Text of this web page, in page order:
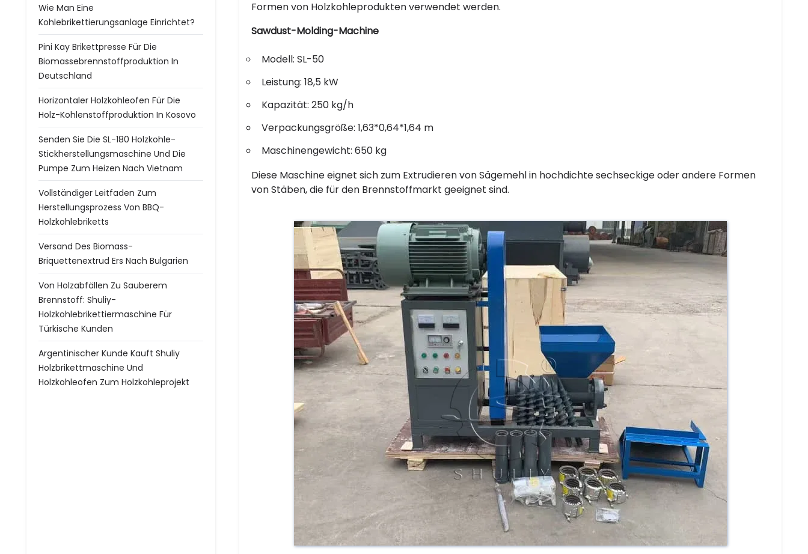
Wie Man Eine
Kohlebrikettierungsanlage Einrichtet?
Pini Kay Brikettpresse Für Die
Biomassebrennstoffproduktion In
Deutschland
Horizontaler Holzkohleofen Für Die
Holz-Kohlenstoffproduktion In Kosovo
Senden Sie Die SL-180 Holzkohle-
Stickherstellungsmaschine Und Die
Pumpe Zum Heizen Nach Vietnam
Vollständiger Leitfaden Zum
Herstellungsprozess Von BBQ-
Holzkohlebriketts
Versand Des Biomass-
Briquettenextrud Ers Nach Bulgarien
Von Holzabfällen Zu Sauberem
Brennstoff: Shuliy-
Holzkohlebrikettiermaschine Für
Türkische Kunden
Argentinischer Kunde Kauft Shuliy
Holzbrikettmaschine Und
Holzkohleofen Zum Holzkohleprojekt
Formen von Holzkohleprodukten verwendet werden.
Sawdust-Molding-Machine
Modell: SL-50
Leistung: 18,5 kW
Kapazität: 250 kg/h
Verpackungsgröße: 1,63*0,64*1,64 m
Maschinengewicht: 650 kg
Diese Maschine eignet sich zum Extrudieren von Sägemehl in hochdichte sechseckige oder andere Formen
von Stäben, die für den Brennstoffmarkt geeignet sind.